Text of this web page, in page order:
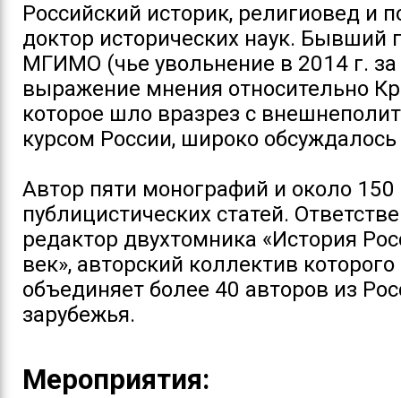
Российский историк, религиовед и
доктор исторических наук. Бывший
МГИМО (чье увольнение в 2014 г. за
выражение мнения относительно
которое шло вразрез с
курсом России, широко
Автор пяти монографий и около
публицистических статей.
редактор двухтомника «История
век», авторский коллектив которого
объединяет более 40 авторов из
зарубежья.
Мероприятия: